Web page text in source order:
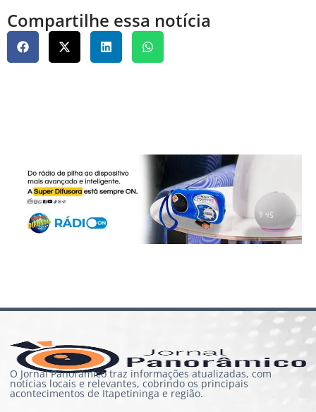
Compartilhe essa notícia
O Jornal Panorâmico traz informações atualizadas, com
notícias locais e relevantes, cobrindo os principais
acontecimentos de Itapetininga e região.